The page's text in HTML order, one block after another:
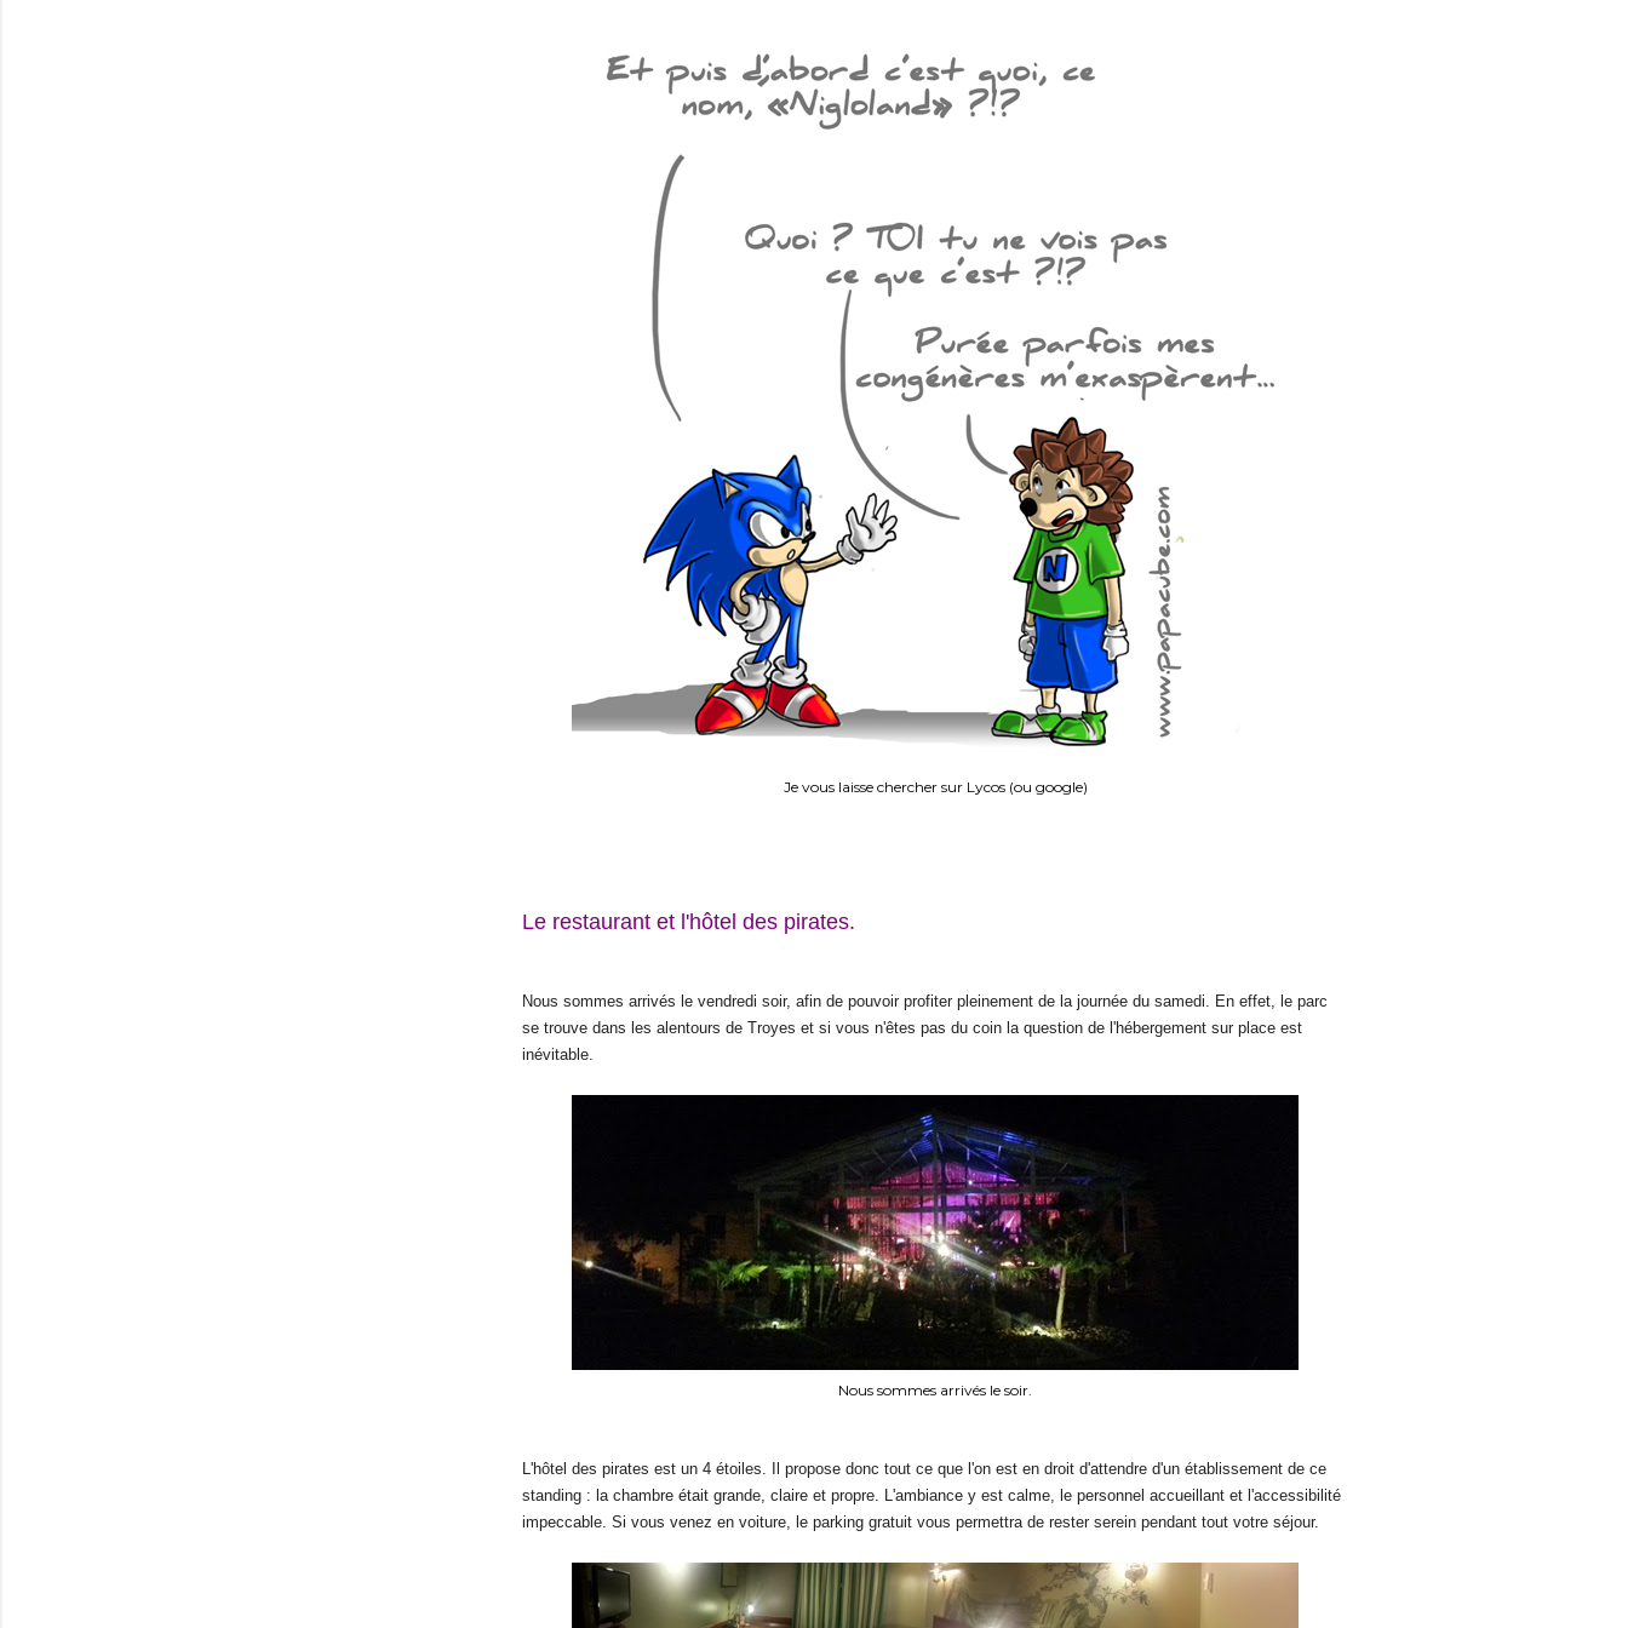
Je vous laisse chercher sur Lycos (ou google)
Le restaurant et l'hôtel des pirates.
Nous sommes arrivés le vendredi soir, afin de pouvoir profiter pleinement de la journée du samedi. En effet, le parc
se trouve dans les alentours de Troyes et si vous n'êtes pas du coin la question de l'hébergement sur place est
inévitable.
Nous sommes arrivés le soir.
L'hôtel des pirates est un 4 étoiles. Il propose donc tout ce que l'on est en droit d'attendre d'un établissement de ce
standing : la chambre était grande, claire et propre. L'ambiance y est calme, le personnel accueillant et l'accessibilité
impeccable. Si vous venez en voiture, le parking gratuit vous permettra de rester serein pendant tout votre séjour.